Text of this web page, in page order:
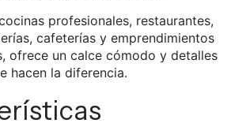
profesionales, restaurantes,
cafeterías y emprendimientos
ofrece un calce cómodo y detalles
hacen la diferencia.